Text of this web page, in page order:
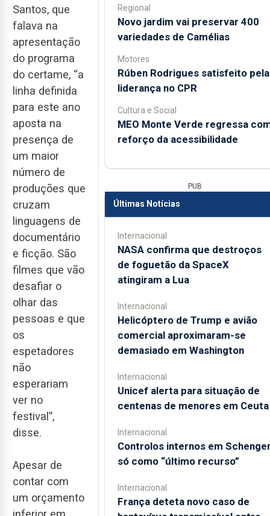
Santos, que
falava na
apresentação
do programa
do certame, “a
linha definida
para este ano
aposta na
presença de
um maior
número de
produções que
cruzam
linguagens de
documentário
e ficção. São
filmes que vão
desafiar o
olhar das
pessoas e que
os
espetadores
não
esperariam
ver no
festival”,
disse.
Apesar de
contar com
um orçamento
Regional
Novo jardim vai preservar 400
variedades de Camélias
Motores
Rúben Rodrigues satisfeito pela
liderança no CPR
Cultura e Social
MEO Monte Verde regressa
reforço da acessibilidade
PUB
Últimas Notícias
Internacional
NASA confirma que destroços
de foguetão da SpaceX
atingiram a Lua
Internacional
Helicóptero de Trump e avião
comercial aproximaram-se
demasiado em Washington
Internacional
Unicef alerta para situação de
centenas de menores em Ceuta
Internacional
Controlos internos em
só como “último recurso”
Internacional
França deteta novo caso de